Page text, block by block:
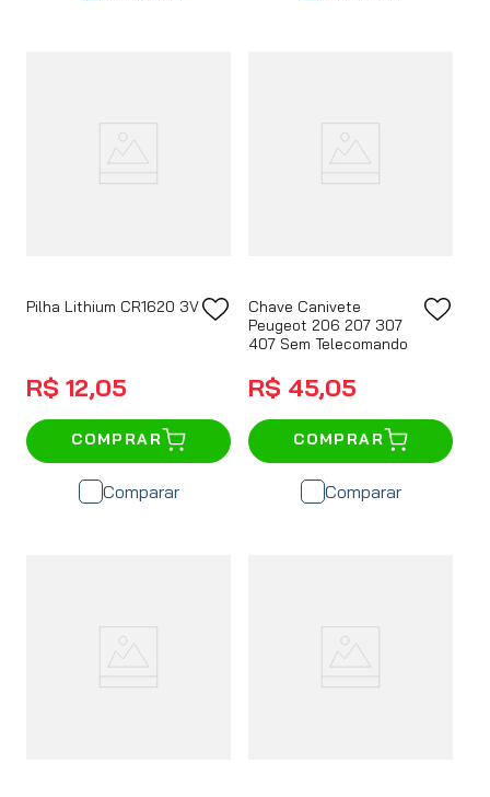
Pilha Lithium CR1620 3V
R$ 12,05
COMPRAR
Comparar
Chave Canivete
Peugeot 206 207 307
407 Sem Telecomando
R$ 45,05
COMPRAR
Comparar